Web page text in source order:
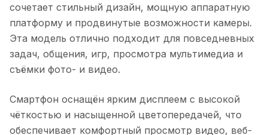
сочетает стильный дизайн, мощную аппаратную
платформу и продвинутые возможности камеры.
Эта модель отлично подходит для повседневных
задач, общения, игр, просмотра мультимедиа и
съёмки фото- и видео.
Смартфон оснащён ярким дисплеем с высокой
чёткостью и насыщенной цветопередачей, что
обеспечивает комфортный просмотр видео, веб-